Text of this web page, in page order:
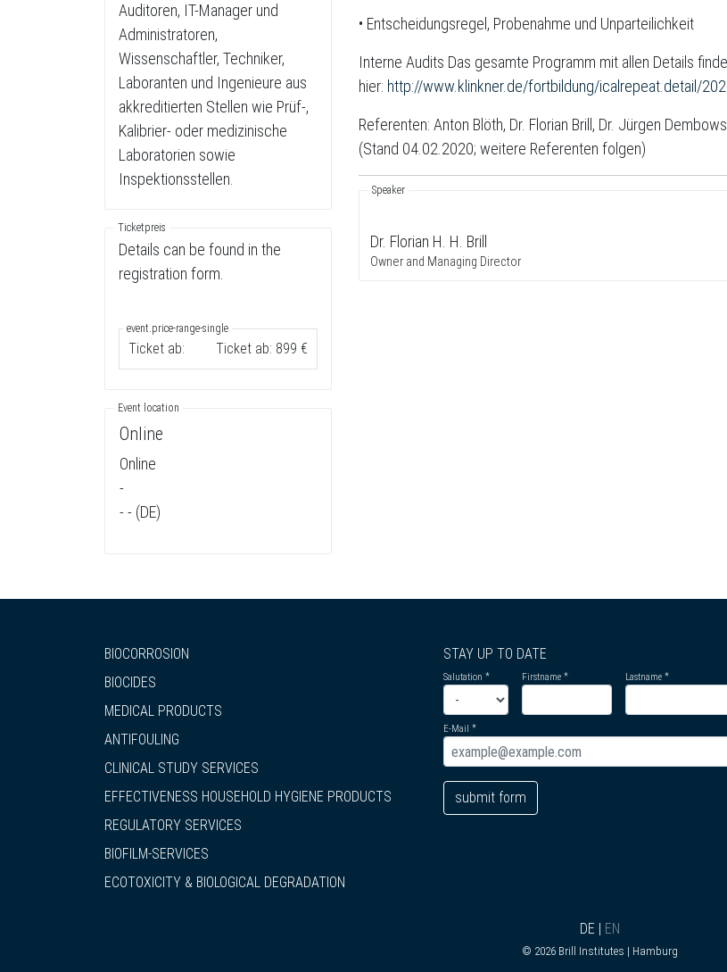
Auditoren, IT-Manager und
Administratoren,
Wissenschaftler, Techniker,
Laboranten und Ingenieure aus
akkreditierten Stellen wie Prüf-,
Kalibrier- oder medizinische
Laboratorien sowie
Inspektionsstellen.
Ticketpreis
Details can be found in the
registration form.
event.price-range-single
Ticket ab: Ticket ab: 899 €
Event location
Online
Online
-
- - (DE)
• Entscheidungsregel, Probenahme und Unparteilichkeit
Interne Audits Das gesamte Programm mit allen Details
hier: http://www.klinkner.de/fortbildung/icalrepeat.detail/
Referenten: Anton Blöth, Dr. Florian Brill, Dr. Jürgen
(Stand 04.02.2020; weitere Referenten folgen)
Speaker
Dr. Florian H. H. Brill
Owner and Managing Director
BIOCORROSION
BIOCIDES
MEDICAL PRODUCTS
ANTIFOULING
CLINICAL STUDY SERVICES
EFFECTIVENESS HOUSEHOLD HYGIENE PRODUCTS
REGULATORY SERVICES
BIOFILM-SERVICES
ECOTOXICITY & BIOLOGICAL DEGRADATION
STAY UP TO DATE
Salutation Firstname Lastname
E-Mail
submit form
DE | EN
© 2026 Brill Institutes | Hamburg